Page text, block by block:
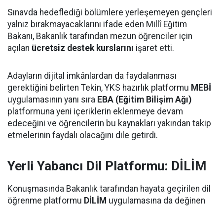
Sınavda hedeflediği bölümlere yerleşemeyen gençleri
yalnız bırakmayacaklarını ifade eden Millî Eğitim
Bakanı, Bakanlık tarafından mezun öğrenciler için
açılan ücretsiz destek kurslarını işaret etti.
Adayların dijital imkânlardan da faydalanması
gerektiğini belirten Tekin, YKS hazırlık platformu MEBİ
uygulamasının yanı sıra EBA (Eğitim Bilişim Ağı)
platformuna yeni içeriklerin eklenmeye devam
edeceğini ve öğrencilerin bu kaynakları yakından takip
etmelerinin faydalı olacağını dile getirdi.
Yerli Yabancı Dil Platformu: DİLİM
Konuşmasında Bakanlık tarafından hayata geçirilen dil
öğrenme platformu DİLİM uygulamasına da değinen